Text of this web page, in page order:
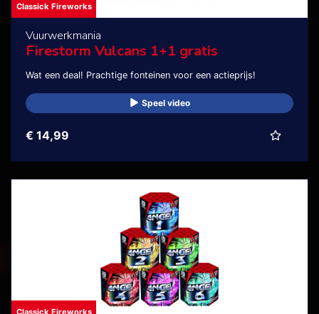
Classick Fireworks
Vuurwerkmania
Firestorm Vulcans 1+1 gratis
Wat een deal! Prachtige fonteinen voor een actieprijs!
Speel video
€ 14,99
Classick Fireworks